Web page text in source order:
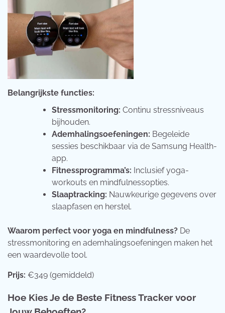
Belangrijkste functies:
Stressmonitoring: Continu stressniveaus
bijhouden.
Ademhalingsoefeningen: Begeleide
sessies beschikbaar via de Samsung Health-
app.
Fitnessprogramma’s: Inclusief yoga-
workouts en mindfulnessopties.
Slaaptracking: Nauwkeurige gegevens over
slaapfasen en herstel.
Waarom perfect voor yoga en mindfulness? De
stressmonitoring en ademhalingsoefeningen maken het
een waardevolle tool.
Prijs: €349 (gemiddeld)
Hoe Kies Je de Beste Fitness Tracker voor